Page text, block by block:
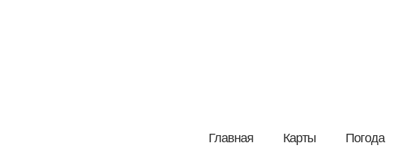
Главная Карты Погода